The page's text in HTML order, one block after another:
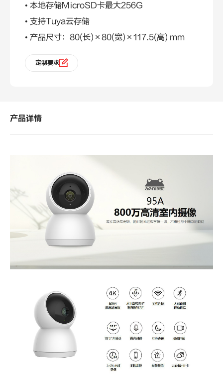
• 本地存储MicroSD卡最大256G
• 支持Tuya云存储
• 产品尺寸：80(长)×80(宽)×117.5(高) mm
定制要求
产品详情